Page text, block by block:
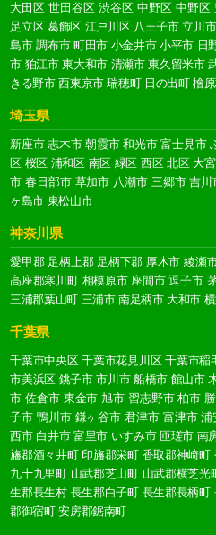
大田区 世田谷区 渋谷区 中野区 中野区
足立区 葛飾区 江戸川区 八王子市 立川市
島市 調布市 町田市 小金井市 小平市 日
市 狛江市 東大和市 清瀬市 東久留米市
きる野市 西東京市 瑞穂町 日の出町 檜
埼玉県
新座市 志木市 朝霞市 和光市 富士見市
区 桜区 浦和区 南区 緑区 西区 北区 大
市 春日部市 草加市 八潮市 三郷市 吉川
ヶ島市 東松山市
神奈川県
愛甲郡 足柄上郡 足柄下郡 厚木市 綾瀬
高座郡寒川町 相模原市 座間市 逗子市
三浦郡葉山町 三浦市 南足柄市 大和市
千葉県
千葉市中央区 千葉市花見川区 千葉市稲
市美浜区 銚子市 市川市 船橋市 館山市
市 佐倉市 東金市 旭市 習志野市 柏市
子市 鴨川市 鎌ヶ谷市 君津市 富津市 浦
西市 白井市 富里市 いすみ市 匝瑳市 南
旛郡酒々井町 印旛郡栄町 香取郡神崎町
九十九里町 山武郡芝山町 山武郡横芝光
生郡長生村 長生郡白子町 長生郡長柄町
郡御宿町 安房郡鋸南町